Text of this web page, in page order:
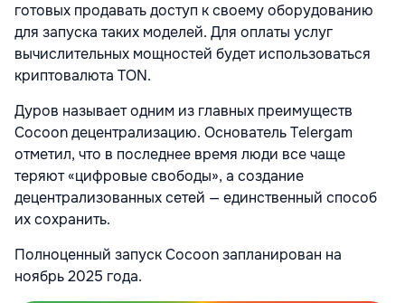
готовых продавать доступ к своему оборудованию
для запуска таких моделей. Для оплаты услуг
вычислительных мощностей будет использоваться
криптовалюта TON.
Дуров называет одним из главных преимуществ
Cocoon децентрализацию. Основатель Telergam
отметил, что в последнее время люди все чаще
теряют «цифровые свободы», а создание
децентрализованных сетей — единственный способ
их сохранить.
Полноценный запуск Cocoon запланирован на
ноябрь 2025 года.